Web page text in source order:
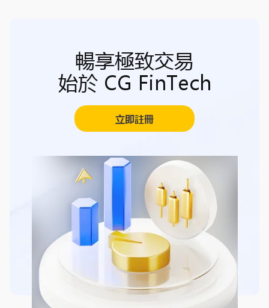
暢享極致交易
始於 CG FinTech
立即註冊